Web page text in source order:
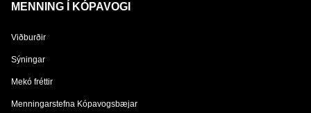
MENNING Í KÓPAVOGI
Viðburðir
Sýningar
Mekó fréttir
Menningarstefna Kópavogsbæjar